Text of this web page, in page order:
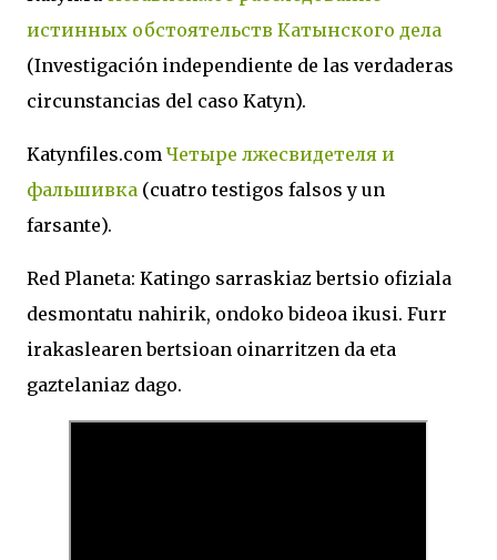
истинных обстоятельств Катынского дела
(Investigación independiente de las verdaderas
circunstancias del caso Katyn).
Katynfiles.com Четыре лжесвидетеля и
фальшивка (cuatro testigos falsos y un
farsante).
Red Planeta: Katingo sarraskiaz bertsio ofiziala
desmontatu nahirik, ondoko bideoa ikusi. Furr
irakaslearen bertsioan oinarritzen da eta
gaztelaniaz dago.